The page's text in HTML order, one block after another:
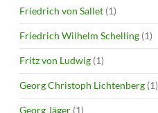
Friedrich von Sallet (1)
Friedrich Wilhelm Schelling (1)
Fritz von Ludwig (1)
Georg Christoph Lichtenberg (1)
Georg Jäger (1)